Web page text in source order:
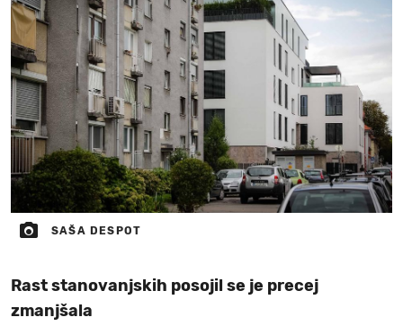
SAŠA DESPOT
Rast stanovanjskih posojil se je precej
zmanjšala